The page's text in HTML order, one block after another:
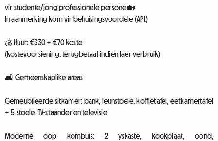
vir studente/jong professionele persone 🏡
In aanmerking kom vir behuisingsvoordele (APL)
💰 Huur: €330 + €70 koste
(kostevoorsiening, terugbetaal indien laer verbruik)
🛋️ Gemeenskaplike areas
Gemeubileerde sitkamer: bank, leunstoele, koffietafel, eetkamertafel
+ 5 stoele, TV-staander en televisie
Moderne oop kombuis: 2 yskaste, kookplaat, oond,